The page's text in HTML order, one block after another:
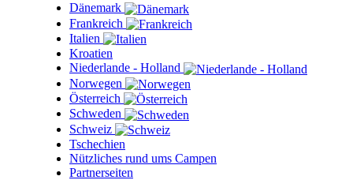
Dänemark
Frankreich
Italien
Kroatien
Niederlande - Holland
Norwegen
Österreich
Schweden
Schweiz
Tschechien
Nützliches rund ums Campen
Partnerseiten